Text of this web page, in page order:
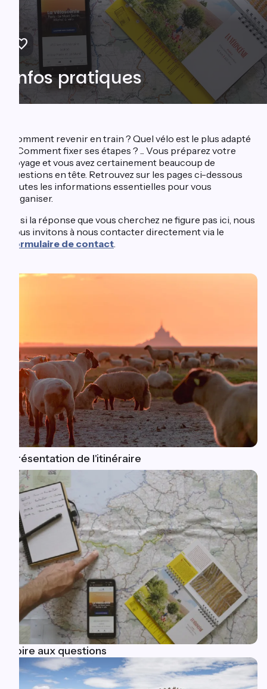
Infos pratiques
Comment revenir en train ? Quel vélo est le plus adapté
? Comment fixer ses étapes ? ... Vous préparez votre
voyage et vous avez certainement beaucoup de
questions en tête. Retrouvez sur les pages ci-dessous
toutes les informations essentielles pour vous
organiser.
Et si la réponse que vous cherchez ne figure pas ici, nous
vous invitons à nous contacter directement via le
formulaire de contact.
Présentation de l'itinéraire
Foire aux questions